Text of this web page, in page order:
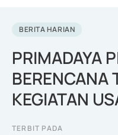
BERITA HARIAN
PRIMADAYA
BERENCANA
KEGIATAN
TERBIT PADA